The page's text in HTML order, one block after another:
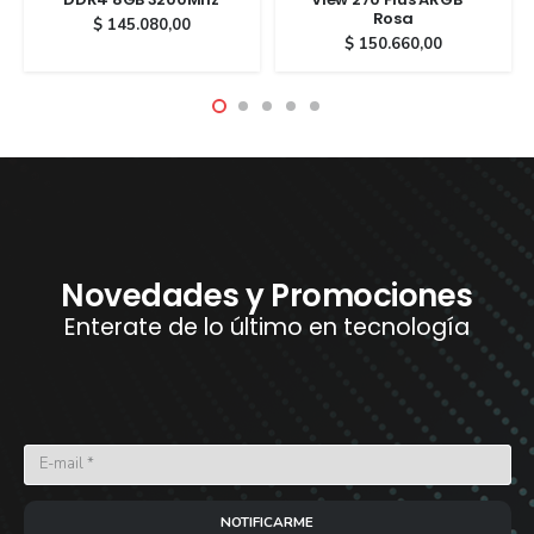
$145.080,00
Rosa
$150.660,00
Novedades y Promociones
Enterate de lo último en tecnología
NOTIFICARME